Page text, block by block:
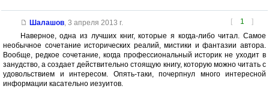
[ 1 ]
Шалашов, 3 апреля 2013 г.
Наверное, одна из лучших книг, которые я когда-либо читал. Самое
необычное сочетание исторических реалий, мистики и фантазии автора.
Вообще, редкое сочетание, когда профессиональный историк не уходит в
занудство, а создает действительно стоящую книгу, которую можно читать с
удовольствием и интересом. Опять-таки, почерпнул много интересной
информации касательно иезуитов.